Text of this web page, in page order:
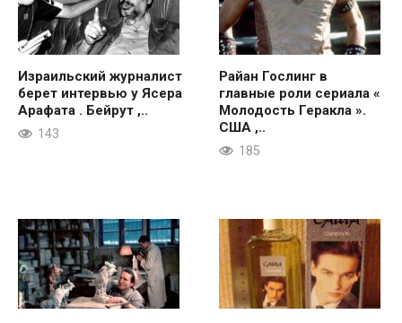
Израильский журналист
берет интервью у Ясера
Арафата . Бейрут ,..
143
Райан Гослинг в
главные роли сериала «
Молодость Геракла ».
США ,..
185